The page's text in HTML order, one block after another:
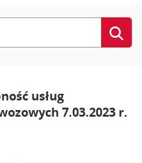
usług
7.03.2023 r.